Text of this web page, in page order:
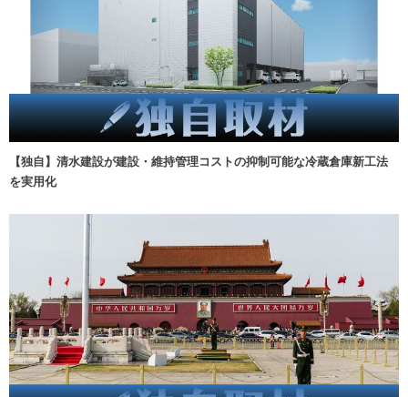
【独自】清水建設が建設・維持管理コストの抑制可能な冷蔵倉庫新工法
を実用化